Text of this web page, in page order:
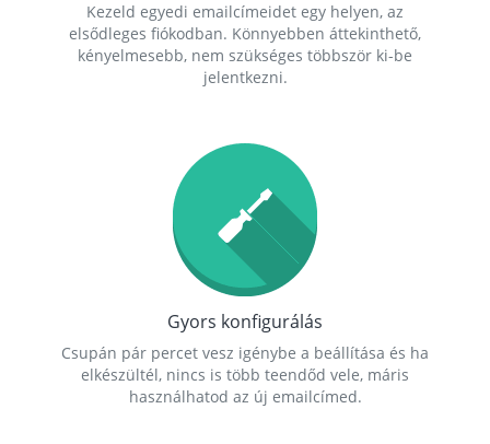
Kezeld egyedi emailcímeidet egy helyen, az
elsődleges fiókodban. Könnyebben áttekinthető,
kényelmesebb, nem szükséges többször ki-be
jelentkezni.
Gyors konfigurálás
Csupán pár percet vesz igénybe a beállítása és ha
elkészültél, nincs is több teendőd vele, máris
használhatod az új emailcímed.